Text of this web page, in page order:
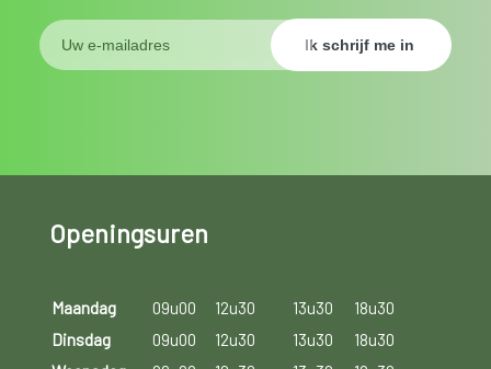
Openingsuren
Maandag 09u00 12u30 13u30
18u30
Dinsdag
09u00 12u30 13u30
18u30